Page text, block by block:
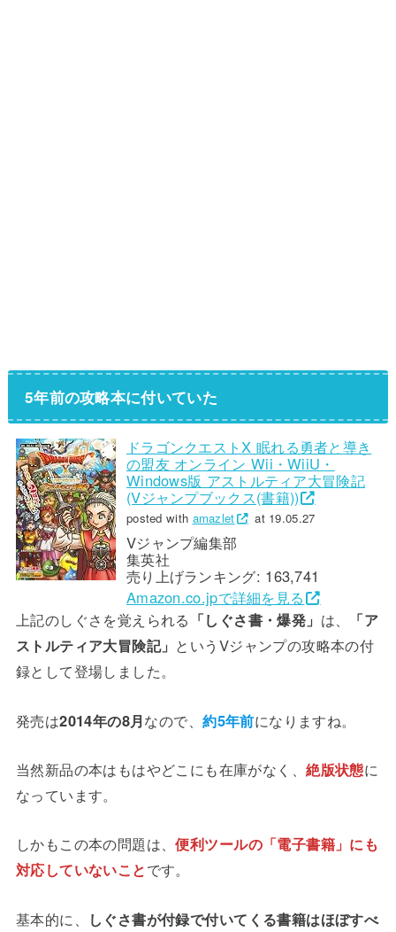
5年前の攻略本に付いていた
ドラゴンクエストX 眠れる勇者と導き
の盟友 オンライン Wii・WiiU・
Windows版 アストルティア大冒険記
(Vジャンプブックス(書籍))
posted with amazlet at 19.05.27
Vジャンプ編集部
集英社
売り上げランキング: 163,741
Amazon.co.jpで詳細を見る
上記のしぐさを覚えられる 「しぐさ書・爆発」 は、
「ア
ストルティア大冒険記」 というVジャンプの攻略本の付
録として登場しました。
発売は2014年の8月なので、約5年前になりますね。
当然新品の本はもはやどこにも在庫がなく、絶版状態に
なっています。
しかもこの本の問題は、便利ツールの「電子書籍」にも
対応していないことです。
基本的に、
しぐさ書が付録で付いてくる書籍はほぼすべ